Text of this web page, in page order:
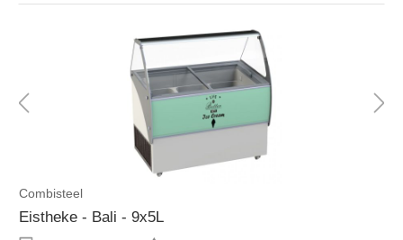
Combisteel
Eistheke - Bali - 9x5L